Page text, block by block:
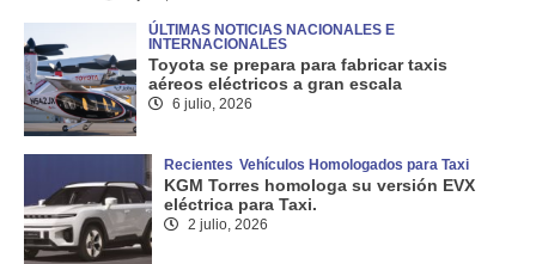
ÚLTIMAS NOTICIAS NACIONALES E
INTERNACIONALES
Toyota se prepara para fabricar taxis
aéreos eléctricos a gran escala
6 julio, 2026
Recientes Vehículos Homologados para Taxi
KGM Torres homologa su versión EVX
eléctrica para Taxi.
2 julio, 2026